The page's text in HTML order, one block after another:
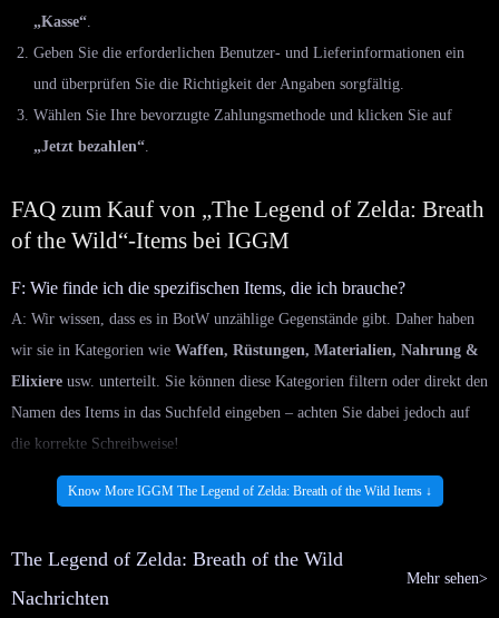
„Kasse“
Geben Sie die erforderlichen Benutzer- und Lieferinformationen ein
und überprüfen Sie die Richtigkeit der Angaben sorgfältig.
Wählen Sie Ihre bevorzugte Zahlungsmethode und klicken Sie auf
„Jetzt bezahlen“
FAQ zum Kauf von „The Legend of Zelda: Breath
of the Wild“-Items bei IGGM
F: Wie finde ich die spezifischen Items, die ich brauche?
A: Wir wissen, dass es in BotW unzählige Gegenstände gibt. Daher haben
wir sie in Kategorien wie Waffen, Rüstungen, Materialien, Nahrung &
Elixiere usw. unterteilt. Sie können diese Kategorien filtern oder direkt den
Namen des Items in das Suchfeld eingeben – achten Sie dabei jedoch auf
die korrekte Schreibweise!
F: Ist es sicher, hier Materialien zu kaufen?
A: Wir verstehen, dass der RMT-Markt (Real Money Trading) oft
bricht dieses Klischee. Als langjähriger Shop bieten wir
sichereBotW-Items an. Dank SSL-Verschlüsselung und umfassendem
Know More IGGM The Legend of Zelda: Breath of the Wild Items ↓
The Legend of Zelda: Breath of the Wild
Nachrichten
Mehr sehen>